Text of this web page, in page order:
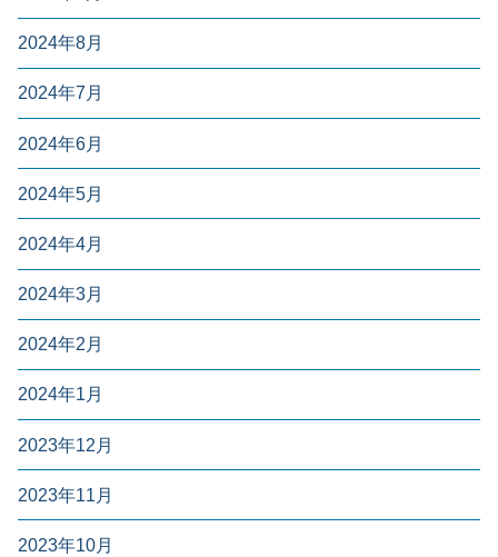
2024年8月
2024年7月
2024年6月
2024年5月
2024年4月
2024年3月
2024年2月
2024年1月
2023年12月
2023年11月
2023年10月